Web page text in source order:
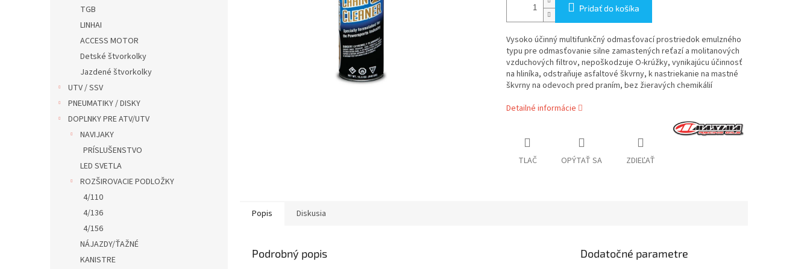
TGB
LINHAI
ACCESS MOTOR
Detské štvorkolky
Jazdené štvorkolky
UTV / SSV
PNEUMATIKY / DISKY
DOPLNKY PRE ATV/UTV
NAVIJAKY
PRÍSLUŠENSTVO
LED SVETLA
ROZŠIROVACIE PODLOŽKY
4/110
4/136
4/156
NÁJAZDY/ŤAŽNÉ
KANISTRE
Pridať do košíka
Vysoko účinný multifunkčný odmasťovací prostriedok emulzného
typu pre odmasťovanie silne zamastených reťazí a molitanových
vzduchových filtrov, nepoškodzuje O-krúžky, vynikajúcu účinnosť
na hliníka, odstraňuje asfaltové škvrny, k nastriekanie na mastné
škvrny na odevoch pred praním, bez žieravých chemikálií
Detailné informácie
TLAČ OPÝTAŤ SA ZDIEĽAŤ
Popis Diskusia
Podrobný popis Dodatočné parametre